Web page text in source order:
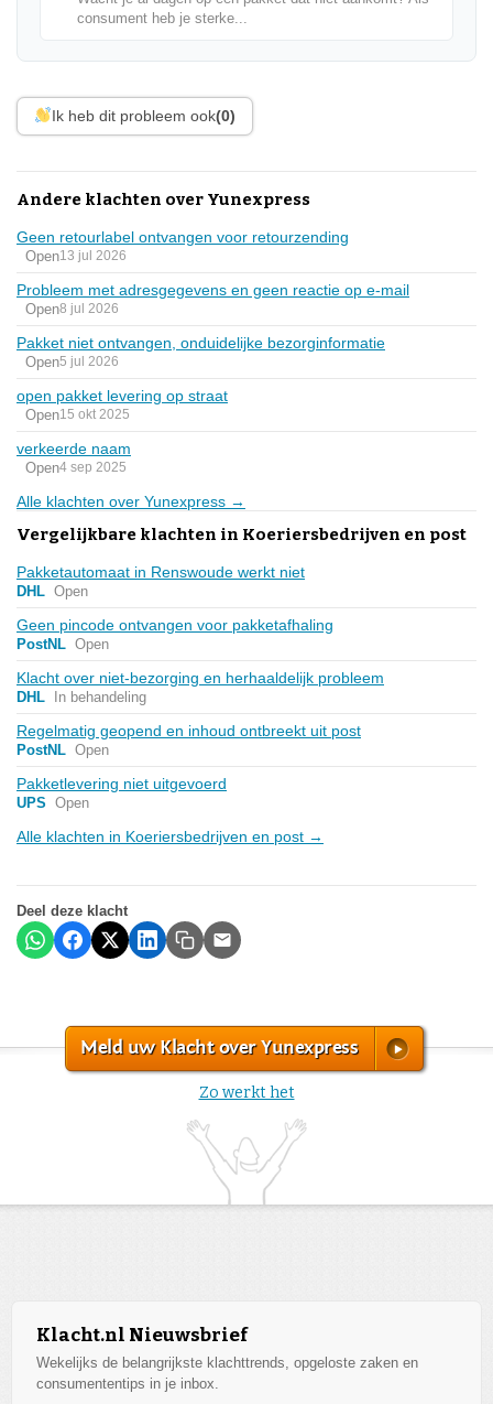
consument heb je sterke...
Ik heb dit probleem ook(0)
Andere klachten over Yunexpress
Geen retourlabel ontvangen voor retourzending
Open13 jul 2026
Probleem met adresgegevens en geen reactie op e-mail
Open8 jul 2026
Pakket niet ontvangen, onduidelijke bezorginformatie
Open5 jul 2026
open pakket levering op straat
Open15 okt 2025
verkeerde naam
Open4 sep 2025
Alle klachten over Yunexpress →
Vergelijkbare klachten in Koeriersbedrijven en post
Pakketautomaat in Renswoude werkt niet
DHL Open
Geen pincode ontvangen voor pakketafhaling
PostNL Open
Klacht over niet-bezorging en herhaaldelijk probleem
DHL In behandeling
Regelmatig geopend en inhoud ontbreekt uit post
PostNL Open
Pakketlevering niet uitgevoerd
UPS Open
Alle klachten in Koeriersbedrijven en post →
Deel deze klacht
Meld uw Klacht over Yunexpress
Zo werkt het
Klacht.nl Nieuwsbrief
Wekelijks de belangrijkste klachttrends, opgeloste zaken en
consumententips in je inbox.